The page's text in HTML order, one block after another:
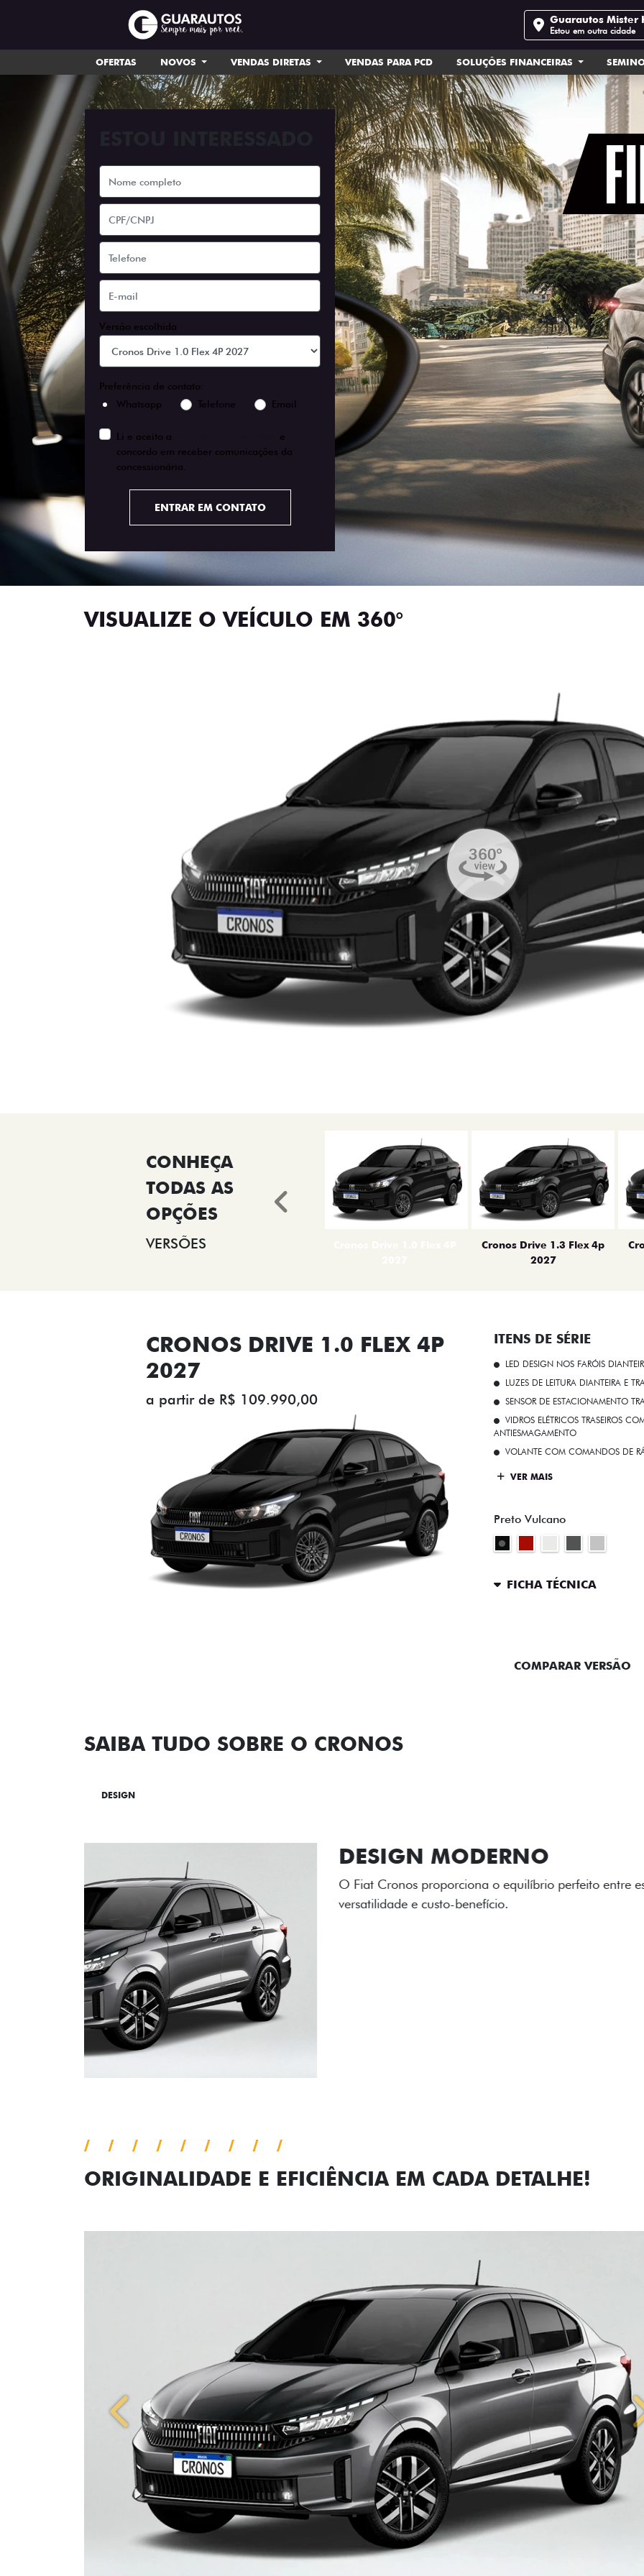
Guarautos Mister
Estou em outra cidade
OFERTAS NOVOS VENDAS DIRETAS VENDAS PARA PCD SOLUÇÕES FINANCEIRAS
Versão escolhida
Preferência de contato:
Whatsapp
Telefone Email
Li e aceito a
e
concordo em receber comunicações da
concessionária.
ENTRAR EM CONTATO
VISUALIZE O VEÍCULO EM 360°
VERSÕES
Cronos Drive 1.3 Flex 4p
2027
Anterior
CRONOS DRIVE 1.0 FLEX 4P
2027
a partir de R$ 109.990,00
ITENS DE SÉRIE
LED DESIGN NOS FARÓIS
LUZES DE LEITURA DIANTEIRA E
SENSOR DE ESTACIONAMENTO
VIDROS ELÉTRICOS TRASEIROS
ANTIESMAGAMENTO
VOLANTE COM COMANDOS DE
VER MAIS
Preto Vulcano
FICHA TÉCNICA
COMPARAR VERSÃO
SAIBA TUDO SOBRE O CRONOS
DESIGN
RODAS DE
As rodas de liga leve com
diamantado elevam o
ORIGINALIDADE E EFICIÊNCIA EM CADA DETALHE!
Anterior